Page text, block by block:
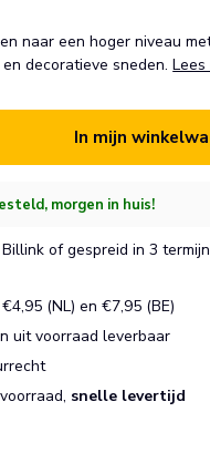
naar een hoger niveau
decoratieve sneden.
In mijn
morgen in huis!
of gespreid in 3
(NL) en €7,95 (BE)
uit voorraad leverbaar
snelle levertijd